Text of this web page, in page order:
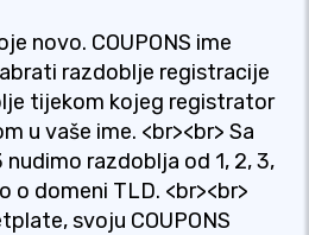
novo. COUPONS ime
razdoblje registracije
tijekom kojeg registrator
u vaše ime. <br><br> Sa
nudimo razdoblja od 1, 2, 3,
o domeni TLD. <br><br>
svoju COUPONS